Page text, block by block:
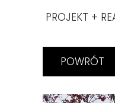
POWRÓT
PROJEKT +